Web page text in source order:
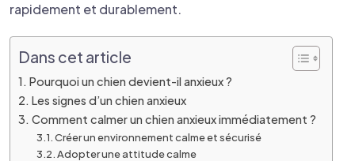
rapidement et durablement.
Dans cet article
Pourquoi un chien devient-il anxieux ?
Les signes d’un chien anxieux
Comment calmer un chien anxieux immédiatement ?
Créer un environnement calme et sécurisé
Adopter une attitude calme